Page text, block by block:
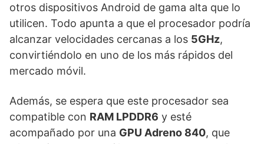
otros dispositivos Android de gama alta que lo
utilicen. Todo apunta a que el procesador podría
alcanzar velocidades cercanas a los 5GHz,
convirtiéndolo en uno de los más rápidos del
mercado móvil.
Además, se espera que este procesador sea
compatible con RAM LPDDR6 y esté
acompañado por una GPU Adreno 840, que